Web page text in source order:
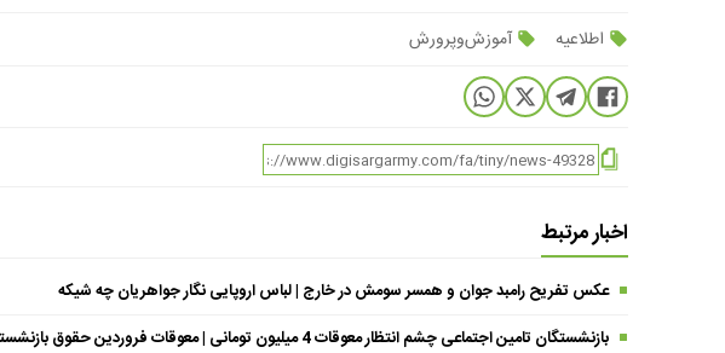
اطلاعیه آموزش‌وپرورش
اخبار مرتبط
عکس تفریح رامبد جوان و همسر سومش در خارج | لباس اروپایی نگار جواهریان چه شیکه
بازنشستگان تامین اجتماعی چشم انتظار معوقات 4 میلیون تومانی | معوقات فروردین حقوق بازنشستگان کی واریز می شود ؟